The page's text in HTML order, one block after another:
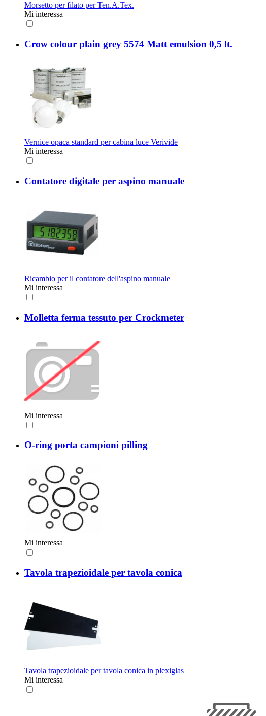
Morsetto per filato per Ten.A.Tex.
Mi interessa
Crow colour plain grey 5574 Matt emulsion 0,5 lt.
Vernice opaca standard per cabina luce Verivide
Mi interessa
Contatore digitale per aspino manuale
Ricambio per il contatore dell'aspino manuale
Mi interessa
Molletta ferma tessuto per Crockmeter
Mi interessa
O-ring porta campioni pilling
Mi interessa
Tavola trapezioidale per tavola conica
Tavola trapezioidale per tavola conica in plexiglas
Mi interessa